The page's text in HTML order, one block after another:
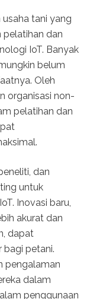
tani yang
dan
IoT. Banyak
belum
Oleh
organisasi non-
pelatihan dan
dan
untuk
Inovasi baru,
akurat dan
dapat
bagi petani.
pengalaman
dalam
penggunaan